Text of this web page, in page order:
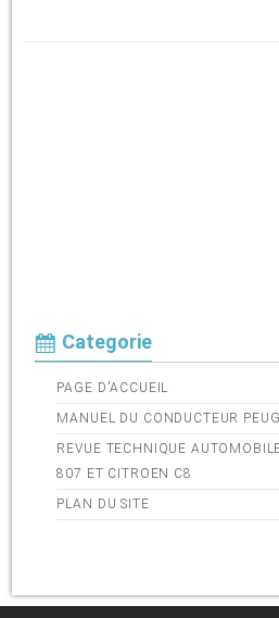
Categorie
PAGE D'ACCUEIL
MANUEL DU CONDUCTEUR
REVUE TECHNIQUE
807 ET CITROEN C8
PLAN DU SITE